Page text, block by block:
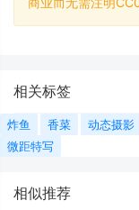
相关标签
炸鱼 香菜 动态摄影
微距特写
相似推荐